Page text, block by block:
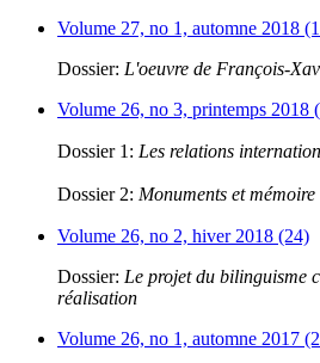
Volume 27, no 1, automne 2018
Dossier: L'oeuvre de François-
Volume 26, no 3, printemps 2018
Dossier 1: Les relations
Dossier 2: Monuments et mémoire
Volume 26, no 2, hiver 2018 (24)
Dossier: Le projet du bilinguisme
réalisation
Volume 26, no 1, automne 2017